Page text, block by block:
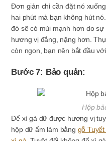
Đơn giản chỉ cần đặt nó
hai phút mà bạn không hút
đó sẽ có mùi mạnh hơn do
hương vị đắng, nặng hơn.
còn ngon, bạn nên bắt đầu
Bước 7: Bảo quản:
Hộp
Để xì gà dữ được hương vị
hộp dữ ẩm làm bằng gỗ